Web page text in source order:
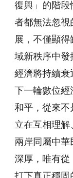
復興」的階段
者都無法忽視
展，不僅顯
域新秩序中發
經濟將持續衰
下一輪數位
和平，從來不
立在互相理解
兩岸同屬中
深厚，唯有從
打下真正穩固